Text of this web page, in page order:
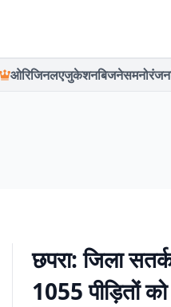
ओरिजिनलएजुकेशनबिजनेसमनोरंजन
छपरा: जिला
1055 पीड़ितों